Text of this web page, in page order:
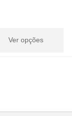
Ver opções